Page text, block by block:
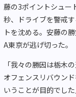
藤の3ポイントシュー
秒、ドライブを警戒
トを沈める。安藤の
A東京が逃げ切った。
「我々の勝因は栃木
オフェンスリバウン
いうことが目的でし